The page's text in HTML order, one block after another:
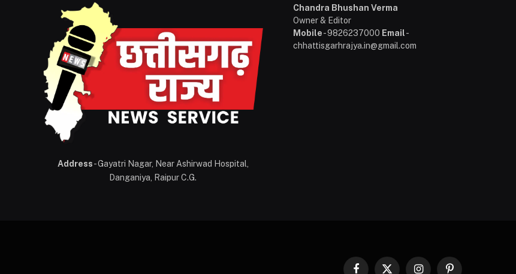
Address- Gayatri Nagar, Near Ashirwad Hospital,
Danganiya, Raipur C.G.
Chandra Bhushan Verma
Owner & Editor
Mobile- 9826237000 Email-
chhattisgarhrajya.in@gmail.com